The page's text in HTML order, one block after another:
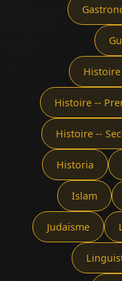
Histoire --
Histoire --
Historia
Islam
Judaïsme